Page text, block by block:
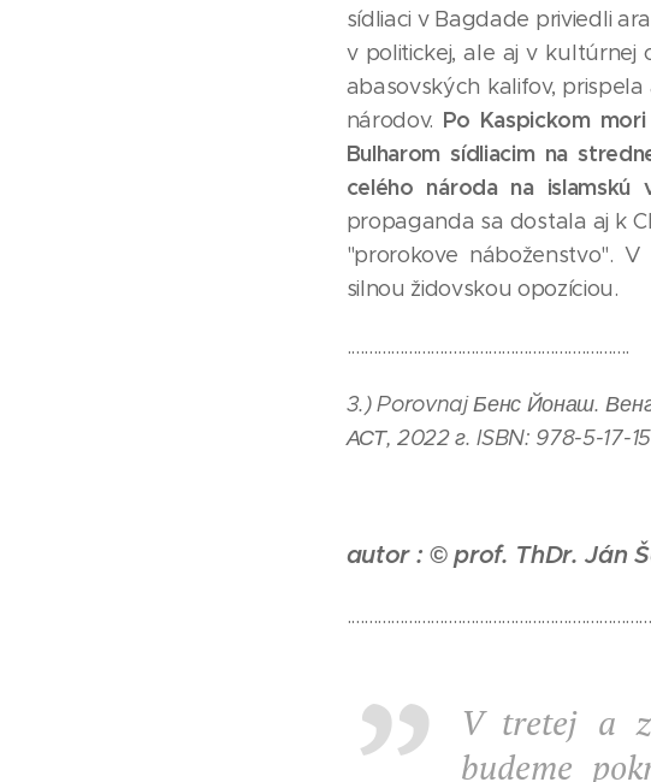
sídliaci v Bagdade priviedli
v politickej, ale aj v kultúrnej
abasovských kalifov,
národov. Po Kaspickom
Bulharom sídliacim na
celého národa na
propaganda sa dostala aj k
"prorokove náboženstvo".
silnou židovskou opozíciou.
................................................................
3.) Porovnaj Бенс Йонаш.
АСТ, 2022 г. ISBN: 978-5-17-
autor : ©prof. ThDr. Ján
V tretej a
budeme